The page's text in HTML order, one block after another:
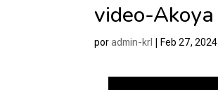
video-Akoya
poradmin-krl Feb 27, 2024